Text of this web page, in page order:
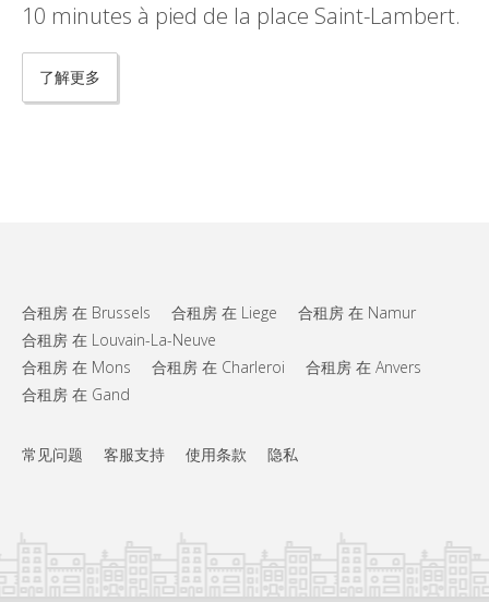
10 minutes à pied de la place Saint-Lambert.
了解更多
合租房 在 Brussels 合租房 在 Liege
合租房 在 Namur
合租房 在 Louvain-La-Neuve
合租房 在 Mons
合租房 在 Charleroi
合租房 在 Anvers
合租房 在 Gand
常见问题 客服支持 使用条款 隐私